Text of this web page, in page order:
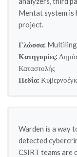
Mentat system is
project.
Γλώσσα:
Κατηγορίες:
Καταστολής
Πεδία:
Warden is a way
detected
CSIRT teams